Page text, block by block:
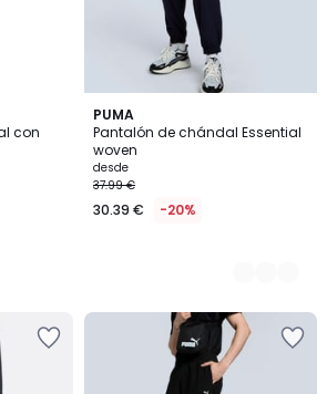
con
PUMA
Pantalón de chándal Essential
woven
desde
37.99 €
30.39 € -20%
2
Colores